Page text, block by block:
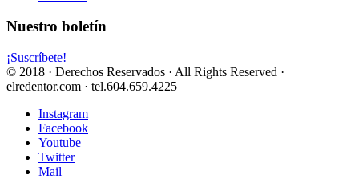
Nuestro boletín
¡Suscríbete!
© 2018 · Derechos Reservados · All Rights Reserved ·
elredentor.com · tel.604.659.4225
Instagram
Facebook
Youtube
Twitter
Mail